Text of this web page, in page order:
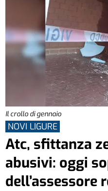
Il crollo di gennaio
NOVI LIGURE
Atc, sfittanza
abusivi: oggi
dell’assessore